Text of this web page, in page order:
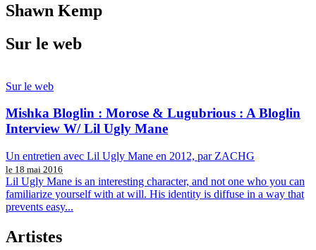
Shawn Kemp
Sur le web
Sur le web
Mishka Bloglin : Morose & Lugubrious : A Bloglin
Interview W/ Lil Ugly Mane
Un entretien avec Lil Ugly Mane en 2012, par ZACHG
le 18 mai 2016
Lil Ugly Mane is an interesting character, and not one who you can
familiarize yourself with at will. His identity is diffuse in a way that
prevents easy...
Artistes